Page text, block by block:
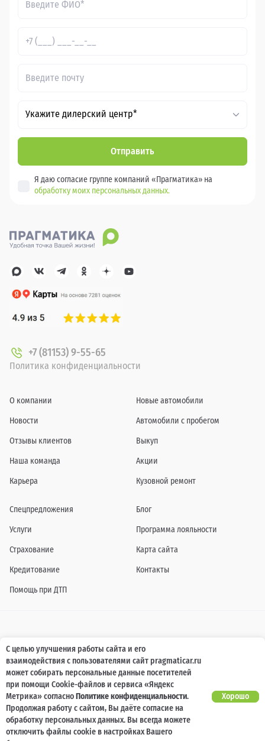
Укажите дилерский центр*
Отправить
Я даю согласие группе компаний «Прагматика» на
обработку моих персональных данных.
+7 (81153) 9-55-65
Политика конфиденциальности
О компании
Новости
Отзывы клиентов
Наша команда
Карьера
Новые автомобили
Автомобили с пробегом
Выкуп
Акции
Кузовной ремонт
Спецпредложения
Услуги
Страхование
Кредитование
Помощь при ДТП
Блог
Программа лояльности
Карта сайта
Контакты
Информация о технических характеристиках, составе комплектаций, цветовой
гамме и стоимости автомобилей, а также действующих акциях, сроках и условиях
их проведения, указанных на сайте www.pragmaticar.ru, носит информационный
характер и ни при каких условиях не является публичной офертой,
определяемой положениями пунктом 2 статьи 437 Гражданского кодекса
Российской Федерации. Для получения подробной информации обращайтесь к
специалистам нашей компании.
© ПРАГМАТИКА, 2026
С целью улучшения работы сайта и его
взаимодействия с пользователями сайт pragmaticar.ru
может собирать персональные данные посетителей
при помощи Cookie-файлов и сервиса «Яндекс
Метрика» согласноПолитике конфиденциальности.
Продолжая работу с сайтом, Вы даёте согласие на
обработку персональных данных. Вы всегда можете
отключить файлы cookie в настройках Вашего
Хорошо